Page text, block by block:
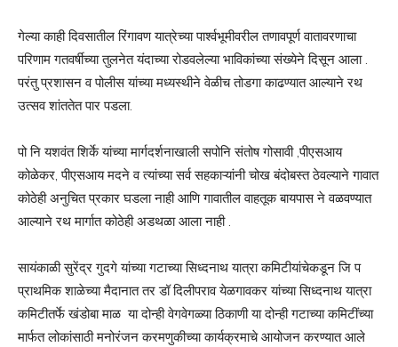
गेल्या काही दिवसातील रिंगावण यात्रेच्या पार्श्वभूमीवरील तणावपूर्ण वातावरणाचा
परिणाम गतवर्षीच्या तुलनेत यंदाच्या रोडवलेल्या भाविकांच्या संख्येने दिसून आला .
परंतु प्रशासन व पोलीस यांच्या मध्यस्थीने वेळीच तोडगा काढण्यात आल्याने रथ
उत्सव शांततेत पार पडला.
पो नि यशवंत शिर्के यांच्या मार्गदर्शनाखाली सपोनि संतोष गोसावी ,पीएसआय
कोळेकर, पीएसआय मदने व त्यांच्या सर्व सहकाऱ्यांनी चोख बंदोबस्त ठेवल्याने गावात
कोठेही अनुचित प्रकार घडला नाही आणि गावातील वाहतूक बायपास ने वळवण्यात
आल्याने रथ मार्गात कोठेही अडथळा आला नाही .
सायंकाळी सुरेंद्र गुदगे यांच्या गटाच्या सिध्दनाथ यात्रा कमिटीयांचेकडून जि प
प्राथमिक शाळेच्या मैदानात तर डॉ दिलीपराव येळगावकर यांच्या सिध्दनाथ यात्रा
कमिटीतर्फे खंडोबा माळ या दोन्ही वेगवेगळ्या ठिकाणी या दोन्ही गटाच्या कमिटींच्या
मार्फत लोकांसाठी मनोरंजन करमणुकीच्या कार्यक्रमाचे आयोजन करण्यात आले